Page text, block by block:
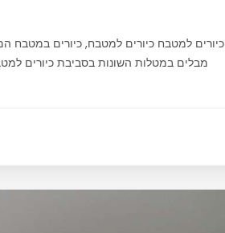
כיורים למטבח כיורים למטבח, כיורים
מבלים במטלות השונות בסביבת כיורים